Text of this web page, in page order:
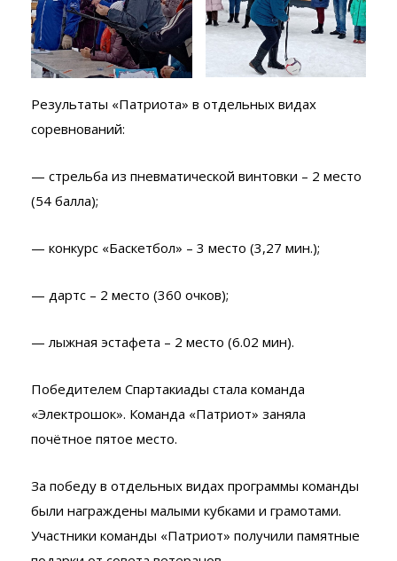
Результаты «Патриота» в отдельных видах
соревнований:
— стрельба из пневматической винтовки – 2 место
(54 балла);
— конкурс «Баскетбол» – 3 место (3,27 мин.);
— дартс – 2 место (360 очков);
— лыжная эстафета – 2 место (6.02 мин).
Победителем Спартакиады стала команда
«Электрошок». Команда «Патриот» заняла
почётное пятое место.
За победу в отдельных видах программы команды
были награждены малыми кубками и грамотами.
Участники команды «Патриот» получили памятные